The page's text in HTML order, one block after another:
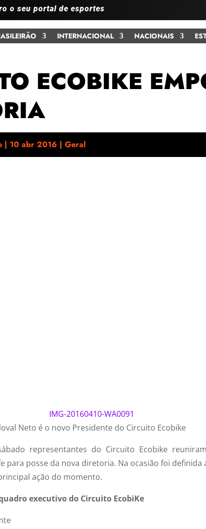
o seu portal de esportes
INTERNACIONAL NACIONAIS
ECOBIKE
| 10 abr 2016 | Geral
Neto é o novo Presidente do Circuito Ecobike
representantes do Circuito Ecobike
para posse da nova diretoria. Na ocasião foi definida
ação do momento.
executivo do Circuito EcobiKe